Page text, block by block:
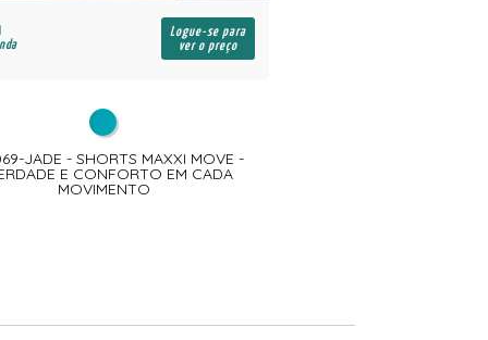
Logue-se para
ver o preço
JADE - SHORTS MAXXI MOVE -
E CONFORTO EM CADA
MOVIMENTO